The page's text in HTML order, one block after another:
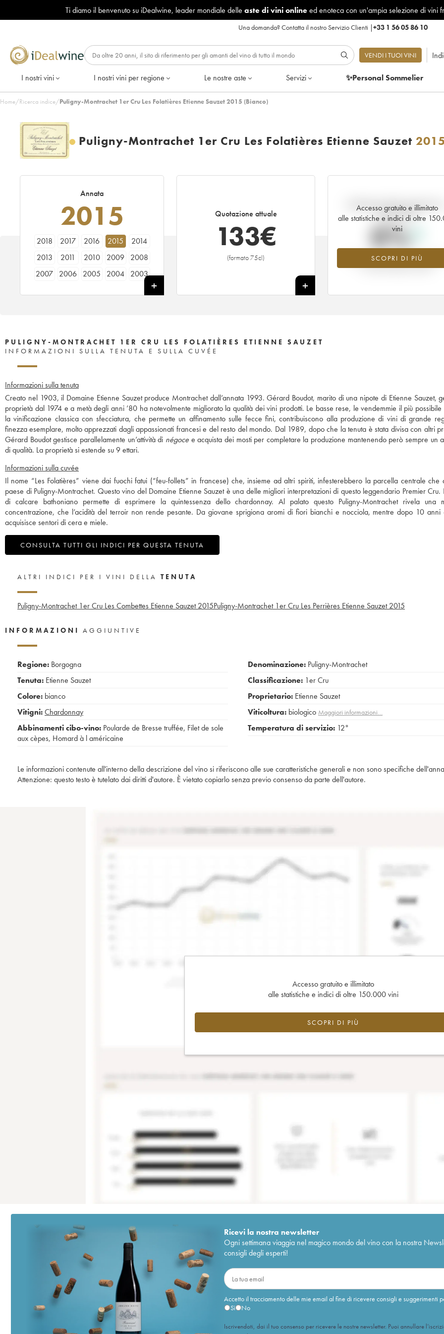
Ti diamo il benvenuto su iDealwine, leader mondiale delle aste di vini onlineed enoteca con un'ampia selezione di vini
Una domanda?Contatta il nostro Servizio Clienti |+33 1 56 05 86 10
VENDI I TUOI VINI
I nostri vini I nostri vini per regione Le nostre aste Servizi ✨Personal Sommelier
Home/Ricerca indice/Puligny-Montrachet 1er Cru Les Folatières Etienne Sauzet 2015 (Bianco)
Puligny-Montrachet 1er Cru Les Folatières Etienne Sauzet
Annata
2015
2018 2017 2016 2015
2014
2013
2011 2010 2009
2008
2007
2006 2005 2004
2003
Quotazione attuale
133€
(formato 75cl)
+
Accesso gratuito e illimitato
alle statistiche e indici di oltre
vini
SCOPRI DI PIÙ
Andamento della quotazione
tempo reale
0%
Valore in aumento per l'annata
nel 2026 rispetto al 2025
PULIGNY-MONTRACHET 1ER CRU LES FOLATIÈRES ETIENNE SAUZET
INFORMAZIONI SULLA TENUTA E SULLA CUVÉE
Informazioni sulla tenuta
Creato nel 1903, il Domaine Etienne Sauzet produce Montrachet dall’annata 1993. Gérard Boudot, marito di una nipote di Etienne Sauzet,
proprietà dal 1974 e a metà degli anni ’80 ha notevolmente migliorato la qualità dei vini prodotti. Le basse rese, le vendemmie il più
la vinificazione classica con sfecciatura, che permette un affinamento sulle fecce fini, contribuiscono alla produzione di vini di grande
finezza esemplare, molto apprezzati dagli appassionati francesi e del resto del mondo. Dal 1989, dopo che la tenuta è stata divisa con altri
Gérard Boudot gestisce parallelamente un’attività di négocee acquista dei mosti per completare la produzione mantenendo però sempre un
di qualità. La proprietà si estende su 9 ettari.
Informazioni sulla cuvée
Il nome “Les Folatières” viene dai fuochi fatui (“feu-follets” in francese) che, insieme ad altri spiriti, infesterebbero la parcella centrale che
paese di Puligny-Montrachet. Questo vino del Domaine Etienne Sauzet è una delle migliori interpretazioni di questo leggendario Premier Cru.
di calcare bathoniano permette di esprimere la quintessenza dello chardonnay. Al palato questo Puligny-Montrachet rivela una
concentrazione, che l’acidità del terroir non rende pesante. Da giovane sprigiona aromi di fiori bianchi e nocciola, mentre dopo 10 anni
acquisisce sentori di cera e miele.
CONSULTA TUTTI GLI INDICI PER QUESTA TENUTA
ALTRI INDICI PER I VINI DELLA TENUTA
Puligny-Montrachet 1er Cru Les Combettes Etienne Sauzet 2015Puligny-Montrachet 1er Cru Les Perrières Etienne Sauzet 2015
INFORMAZIONI AGGIUNTIVE
Regione: Borgogna
Tenuta: Etienne Sauzet
Colore: bianco
Vitigni:Chardonnay
Abbinamenti cibo-vino: Poularde de Bresse truffée, Filet de sole
aux cèpes, Homard à l américaine
Denominazione: Puligny-Montrachet
Classificazione: 1er Cru
Proprietario: Etienne Sauzet
Viticoltura: biologico Maggiori informazioni…
Temperatura di servizio: 12°
Le informazioni contenute all'interno della descrizione del vino si riferiscono alle sue caratteristiche generali e non sono specifiche
Attenzione: questo testo è tutelato dai diritti d'autore. È vietato copiarlo senza previo consenso da parte dell'autore.
Accesso gratuito e illimitato
alle statistiche e indici di oltre 150.000 vini
SCOPRI DI PIÙ
Ricevi la nostra newsletter
Ogni settimana viaggia nel magico mondo del vino con la nostra
consigli degli esperti!
Accetto il tracciamento delle mie email al fine di ricevere consigli e suggerimenti
Sì
No
Iscrivendoti, dai il tuo consenso per ricevere le nostre newsletter. Puoi annullare